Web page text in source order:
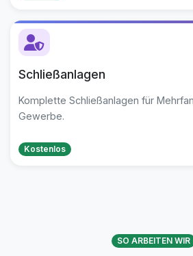
Schließanlagen
Komplette Schließanlagen für
Gewerbe.
Kostenlos
SO ARBEITEN WIR